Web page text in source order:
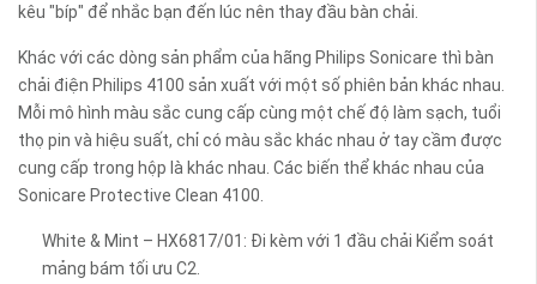
kêu "bíp" để nhắc bạn đến lúc nên thay đầu bàn chải.
Khác với các dòng sản phẩm của hãng Philips Sonicare thì bàn
chải điện Philips 4100 sản xuất với một số phiên bản khác nhau.
Mỗi mô hình màu sắc cung cấp cùng một chế độ làm sạch, tuổi
thọ pin và hiệu suất, chỉ có màu sắc khác nhau ở tay cầm được
cung cấp trong hộp là khác nhau. Các biến thể khác nhau của
Sonicare Protective Clean 4100.
White & Mint – HX6817/01: Đi kèm với 1 đầu chải Kiểm soát
mảng bám tối ưu C2.